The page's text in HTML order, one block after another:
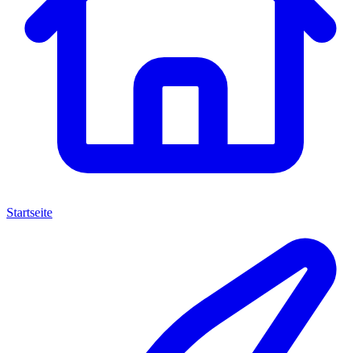
Startseite